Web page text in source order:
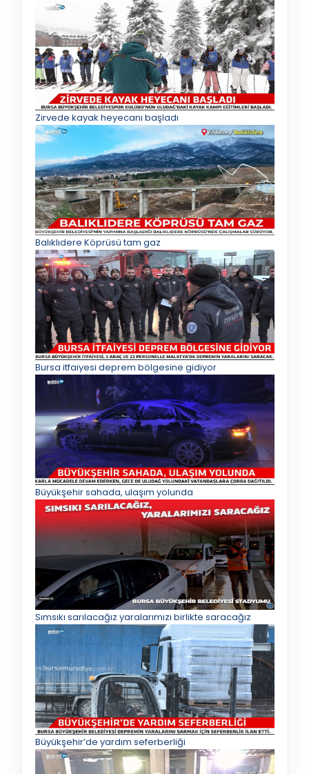
Zirvede kayak heyecanı başladı
Balıklıdere Köprüsü tam gaz
Bursa itfaiyesi deprem bölgesine gidiyor
Büyükşehir sahada, ulaşım yolunda
Sımsıkı sarılacağız yaralarımızı birlikte saracağız
Büyükşehir’de yardım seferberliği